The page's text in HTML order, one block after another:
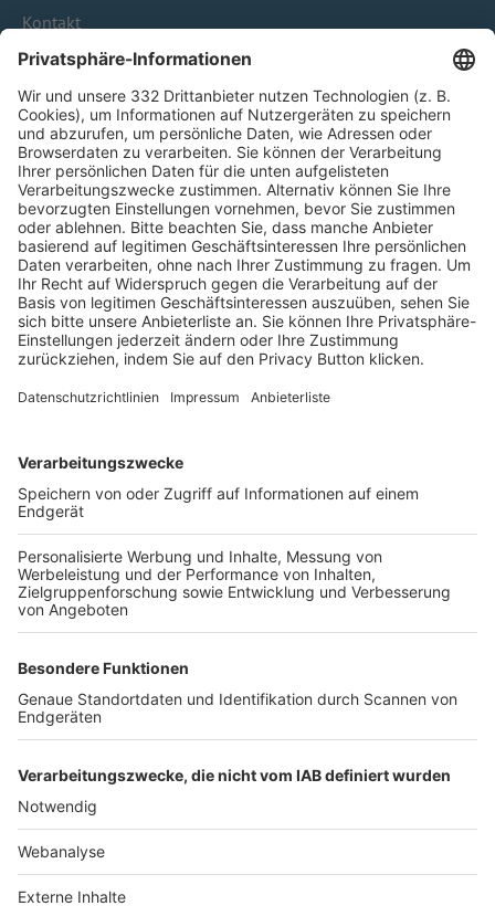
Kontakt
HÄUFIG BESUCHTE SEITEN
Pässe und Vereinswechsel
Trainerausbildung
Schulungsangebot Vereinsmitarbeiter
BFV-Geschäftsstellen
Trainerbörse
Login SpielPlus
FOLGE DEM BFV
TOP-VEREINE
TOP-PARTNER
Nutzungsbedingungen Datenschutz Impressum